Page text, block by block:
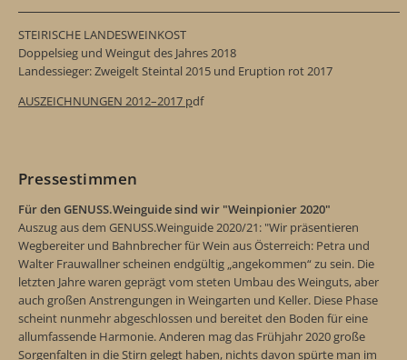
STEIRISCHE LANDESWEINKOST
Doppelsieg und Weingut des Jahres 2018
Landessieger: Zweigelt Steintal 2015 und Eruption rot 2017
AUSZEICHNUNGEN 2012–2017 pdf
Pressestimmen
Für den GENUSS.Weinguide sind wir "Weinpionier 2020"
Auszug aus dem GENUSS.Weinguide 2020/21: "Wir präsentieren
Wegbereiter und Bahnbrecher für Wein aus Österreich: Petra und
Walter Frauwallner scheinen endgültig „angekommen“ zu sein. Die
letzten Jahre waren geprägt vom steten Umbau des Weinguts, aber
auch großen Anstrengungen in Weingarten und Keller. Diese Phase
scheint nunmehr abgeschlossen und bereitet den Boden für eine
allumfassende Harmonie. Anderen mag das Frühjahr 2020 große
Sorgenfalten in die Stirn gelegt haben, nichts davon spürte man im